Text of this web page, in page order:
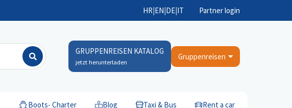
HR|EN|DE|IT Partner login
GRUPPENREISEN KATALOG
jetzt herunterladen
Gruppenreisen
Boots- Charter Blog Taxi & Bus Rent a car